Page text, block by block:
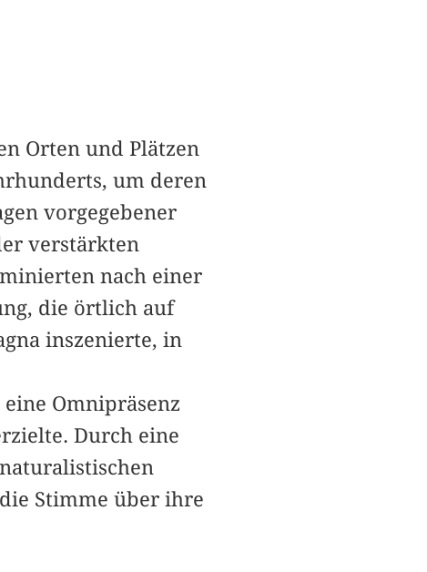
Orten und Plätzen
um deren
vorgegebener
verstärkten
nach einer
die örtlich auf
inszenierte, in
Omnipräsenz
Durch eine
Stimme über ihre